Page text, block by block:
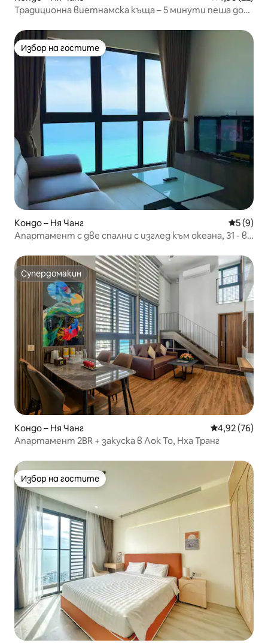
Традиционна виетнамска къща – 5 минути пеша до
Избор на гостите
Избор на гостите
Кондо – Ня Чанг Средна
5 (9)
Апартамент с две спални с изглед към океана, 31 - ви
Супердомакин
Супердомакин
Кондо – Ня Чанг Средна
4,92 (76)
Апартамент 2BR + закуска в Лок То, Нха Транг
Избор на гостите
Избор на гостите